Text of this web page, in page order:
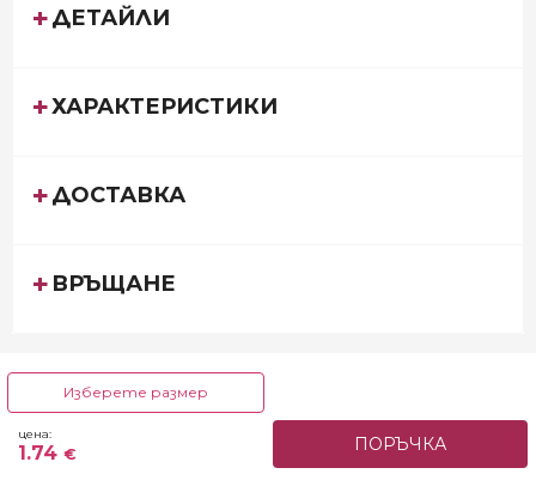
ДЕТАЙЛИ
ХАРАКТЕРИСТИКИ
ДОСТАВКА
ВРЪЩАНЕ
Изберете размер
19 до 21 см - 1.74
цена:
1.74 € ПОРЪЧКА